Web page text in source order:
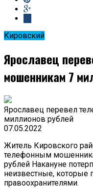
Кировский
Ярославец
мошенникам 7
Ярославец перевел
миллионов рублей
07.05.2022
Житель Кировского
телефонным
рублей Накануне
неизвестные, которые
правоохранителями.